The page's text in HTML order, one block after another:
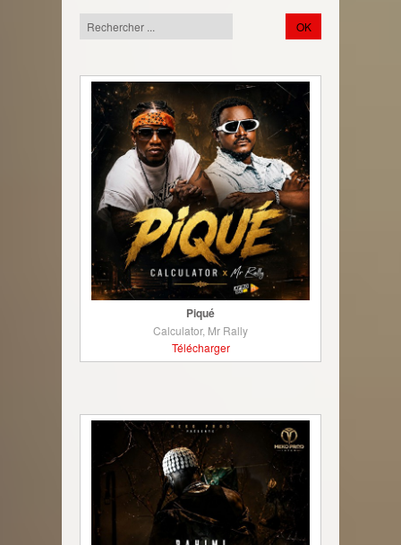
Piqué
Calculator, Mr Rally
Télécharger